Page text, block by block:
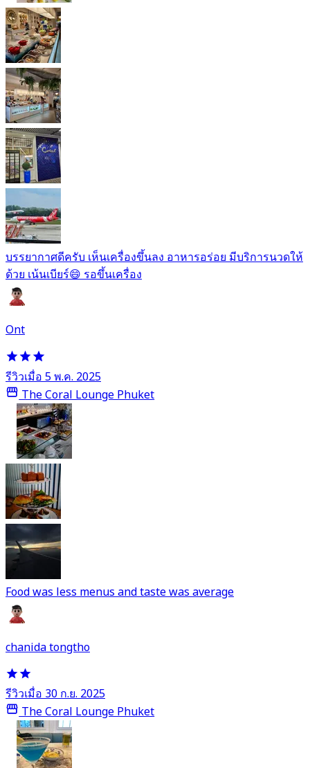
บรรยากาศดีครับ เห็นเครื่องขึ้นลง อาหารอร่อย มีบริการนวดให้
ด้วย เน้นเบียร์😄 รอขึ้นเครื่อง
Ont
รีวิวเมื่อ 5 พ.ค. 2025
The Coral Lounge Phuket
Food was less menus and taste was average
chanida tongtho
รีวิวเมื่อ 30 ก.ย. 2025
The Coral Lounge Phuket